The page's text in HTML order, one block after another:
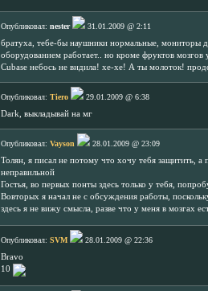
Опубликовал: nester
31.01.2009 @ 2:11
братуха, тебе-бы наушники нормальные, мониторы
оборудованием работает.. но кроме фруктов
Cubase небось не видила! хе-хе! А ты молоток!
Опубликовал: Tiero
29.01.2009 @ 6:38
Dark, выкладывай на мг
Опубликовал: Vayson
28.01.2009 @ 23:09
Толян, я писал не потому что хочу тебя защитить,
неправильной
Гостья, во первых понты здесь только у тебя,
Вовторых я начал не с обсуждения работы,
здесь я не вижу смысла, разве что у меня в мозгах
Опубликовал: SVM
28.01.2009 @ 22:36
Bravo
10